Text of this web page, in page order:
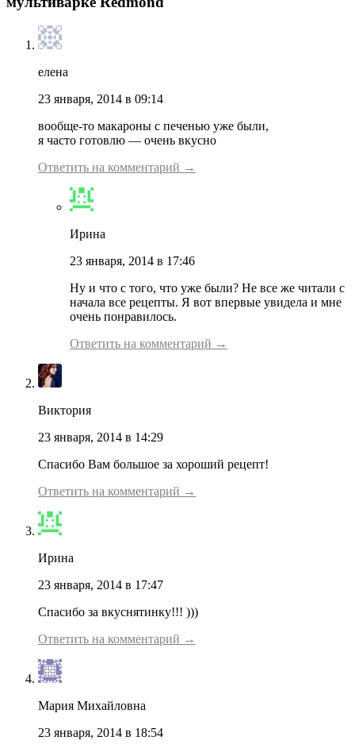
елена
23 января, 2014 в 09:14
вообще-то макароны с печенью уже были,
я часто готовлю — очень вкусно
Ответить на комментарий →
Ирина
23 января, 2014 в 17:46
Ну и что с того, что уже были? Не все же читали с
начала все рецепты. Я вот впервые увидела и мне
очень понравилось.
Ответить на комментарий →
Виктория
23 января, 2014 в 14:29
Спасибо Вам большое за хороший рецепт!
Ответить на комментарий →
Ирина
23 января, 2014 в 17:47
Спасибо за вкуснятинку!!! )))
Ответить на комментарий →
Мария Михайловна
23 января, 2014 в 18:54